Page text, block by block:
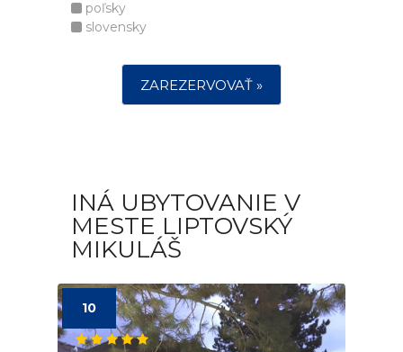
poľsky
slovensky
ZAREZERVOVAŤ »
INÁ UBYTOVANIE V
MESTE LIPTOVSKÝ
MIKULÁŠ
10